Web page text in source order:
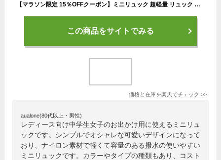
【マラソン限定 15％OFFクーポン】ミニリュック 超軽量 リュック レディース 小さめ ミニリュック レディース 小さい リュックサック バッグ コンパクト マザーズバッグ マザーズリュック おしゃれ かわいい 大人 可愛い 軽い 軽量 上品 シンプル 撥水 通勤通学 旅行 女の子
この商品をサイトでみる
価格と在庫を楽天でチェック >>
aualone(80代以上・男性)
レディース向け中学生女子のお出かけ用に使えるミニリュ
ックです。シンプルでオシャレな可愛いデザインになって
おり、ナイロン素材で軽くて容量のある撥水の使いやすい
ミニリュックです。カラーやタイプの種類もあり、コスト